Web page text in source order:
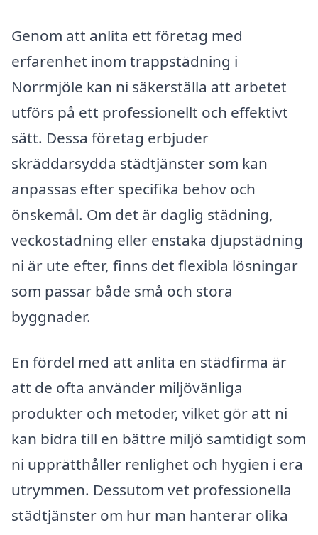
Genom att anlita ett företag med
erfarenhet inom trappstädning i
Norrmjöle kan ni säkerställa att arbetet
utförs på ett professionellt och effektivt
sätt. Dessa företag erbjuder
skräddarsydda städtjänster som kan
anpassas efter specifika behov och
önskemål. Om det är daglig städning,
veckostädning eller enstaka djupstädning
ni är ute efter, finns det flexibla lösningar
som passar både små och stora
byggnader.
En fördel med att anlita en städfirma är
att de ofta använder miljövänliga
produkter och metoder, vilket gör att ni
kan bidra till en bättre miljö samtidigt som
ni upprätthåller renlighet och hygien i era
utrymmen. Dessutom vet professionella
städtjänster om hur man hanterar olika